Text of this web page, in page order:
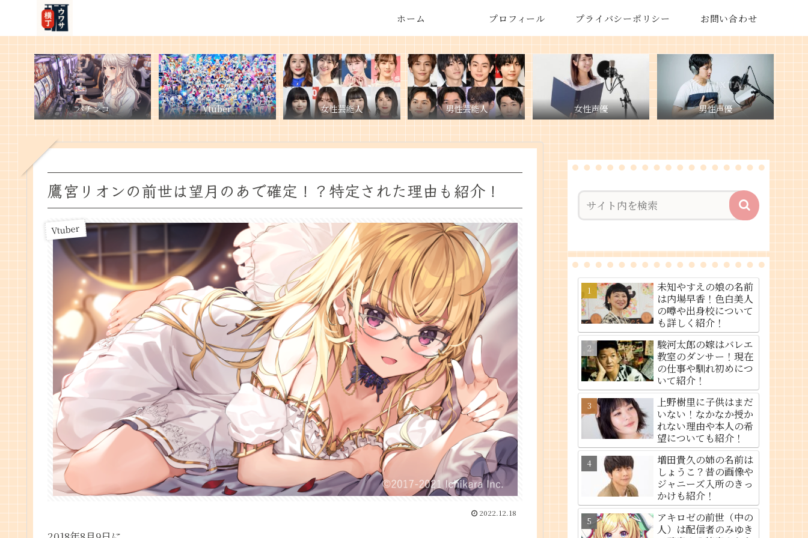
ホーム プロフィール プライバシーポリシー お問い合わせ
パチンコ Vtuber 女性芸能人 男性芸能人 女性声優 男性声優
鷹宮リオンの前世は望月のあで確定！？特定された理由も紹介！
Vtuber
2022.12.18
未知やすえの娘の名前
は内場早香！色白美人
の噂や出身校について
も詳しく紹介！
駿河太郎の嫁はバレエ
教室のダンサー！現在
の仕事や馴れ初めにつ
いて紹介！
上野樹里に子供はまだ
いない！なかなか授か
れない理由や本人の希
望についても紹介！
増田貴久の姉の名前は
しょうこ？昔の画像や
ジャニーズ入所のきっ
かけも紹介！
アキロゼの前世（中の
人）は配信者のみゆき